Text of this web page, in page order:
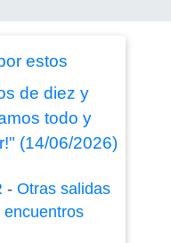
estos
de diez y
todo y
(14/06/2026)
- Otras salidas